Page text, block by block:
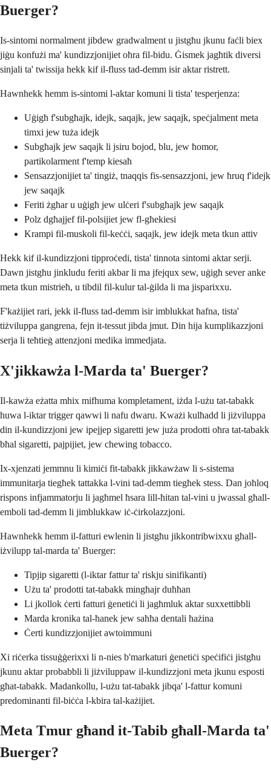
Buerger?
Is-sintomi normalment jibdew gradwalment u jistgħu jkunu faċli biex
jiġu konfużi ma' kundizzjonijiet oħra fil-bidu. Ġismek jagħtik diversi
sinjali ta' twissija hekk kif il-fluss tad-demm isir aktar ristrett.
Hawnhekk hemm is-sintomi l-aktar komuni li tista' tesperjenza:
Uġigħ f'subgħajk, idejk, saqajk, jew saqajk, speċjalment meta
timxi jew tuża idejk
Subgħajk jew saqajk li jsiru bojod, blu, jew ħomor,
partikolarment f'temp kiesaħ
Sensazzjonijiet ta' tingiż, tnaqqis fis-sensazzjoni, jew ħruq f'idejk
jew saqajk
Feriti żgħar u uġigħ jew ulċeri f'subgħajk jew saqajk
Polz dgħajjef fil-polsijiet jew fl-għekiesi
Krampi fil-muskoli fil-keċċi, saqajk, jew idejk meta tkun attiv
Hekk kif il-kundizzjoni tipproċedi, tista' tinnota sintomi aktar serji.
Dawn jistgħu jinkludu feriti akbar li ma jfejqux sew, uġigħ sever anke
meta tkun mistrieħ, u tibdil fil-kulur tal-ġilda li ma jisparixxu.
F'każijiet rari, jekk il-fluss tad-demm isir imblukkat ħafna, tista'
tiżviluppa gangrena, fejn it-tessut jibda jmut. Din hija kumplikazzjoni
serja li teħtieġ attenzjoni medika immedjata.
X'jikkawża l-Marda ta' Buerger?
Il-kawża eżatta mhix mifhuma kompletament, iżda l-użu tat-tabakk
huwa l-iktar trigger qawwi li nafu dwaru. Kważi kulħadd li jiżviluppa
din il-kundizzjoni jew ipejjep sigaretti jew juża prodotti oħra tat-tabakk
bħal sigaretti, pajpijiet, jew chewing tobacco.
Ix-xjenzati jemmnu li kimiċi fit-tabakk jikkawżaw li s-sistema
immunitarja tiegħek tattakka l-vini tad-demm tiegħek stess. Dan joħloq
rispons infjammatorju li jagħmel ħsara lill-ħitan tal-vini u jwassal għall-
emboli tad-demm li jimblukkaw iċ-ċirkolazzjoni.
Hawnhekk hemm il-fatturi ewlenin li jistgħu jikkontribwixxu għall-
iżvilupp tal-marda ta' Buerger:
Tipjip sigaretti (l-iktar fattur ta' riskju sinifikanti)
Użu ta' prodotti tat-tabakk mingħajr duħħan
Li jkollok ċerti fatturi ġenetiċi li jagħmluk aktar suxxettibbli
Marda kronika tal-ħanek jew saħħa dentali ħażina
Ċerti kundizzjonijiet awtoimmuni
Xi riċerka tissuġġerixxi li n-nies b'markaturi ġenetiċi speċifiċi jistgħu
jkunu aktar probabbli li jiżviluppaw il-kundizzjoni meta jkunu esposti
għat-tabakk. Madankollu, l-użu tat-tabakk jibqa' l-fattur komuni
predominanti fil-biċċa l-kbira tal-każijiet.
Meta Tmur għand it-Tabib għall-Marda ta'
Buerger?